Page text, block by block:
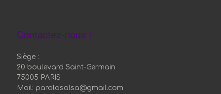
Contactez-nous !
Siège :
20 boulevard Saint-Germain
75005 PARIS
Mail: paralasalsa@gmail.com